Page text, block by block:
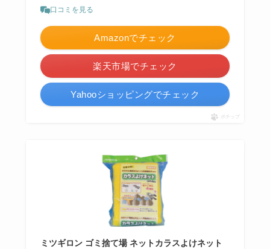
口コミを見る
Amazonでチェック
楽天市場でチェック
Yahooショッピングでチェック
ポチップ
ミツギロン ゴミ捨て場 ネットカラスよけネット